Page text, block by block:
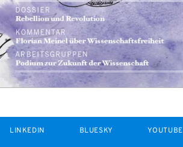
LINKEDIN BLUESKY YOUTUBE